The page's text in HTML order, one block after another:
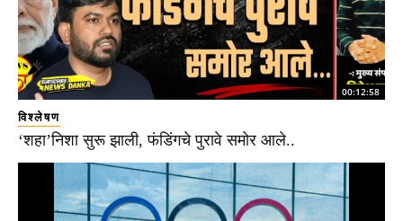
00:12:58
विश्लेषण
‘शहा’निशा सुरू झाली, फंडिंगचे पुरावे समोर आले..